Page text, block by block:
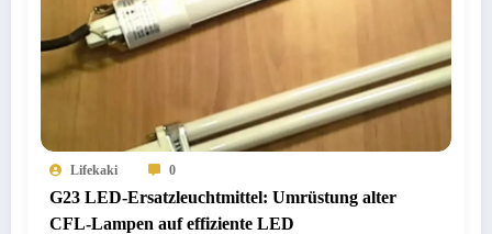
Lifekaki 0
G23 LED-Ersatzleuchtmittel: Umrüstung alter
CFL-Lampen auf effiziente LED